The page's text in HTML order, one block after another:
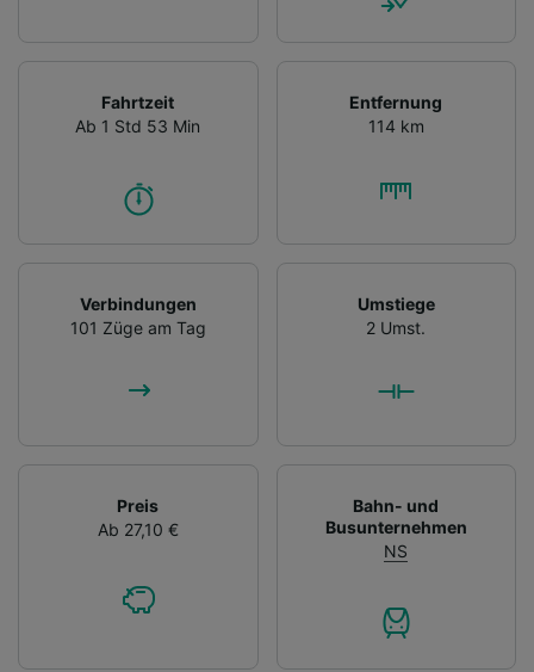
Fahrtzeit
Ab 1 Std 53 Min
Entfernung
114 km
Verbindungen
101 Züge am Tag
Umstiege
2 Umst.
Preis
Ab 27,10 €
Bahn- und
Busunternehmen
NS